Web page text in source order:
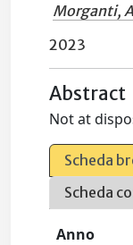
Morganti,
2023
Abstract
Not at
Scheda
Scheda
Anno